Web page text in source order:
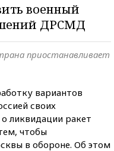
военный
ДРСМД
приостанавливает
вариантов
своих
ликвидации ракет
чтобы
в обороне. Об этом